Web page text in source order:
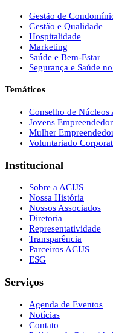
Gestão de
Gestão e Qualidade
Hospitalidade
Marketing
Saúde e Bem-Estar
Segurança e Saúde
Temáticos
Conselho de Núcleos
Jovens
Mulher
Voluntariado
Institucional
Sobre a ACIJS
Nossa História
Nossos Associados
Diretoria
Representatividade
Transparência
Parceiros ACIJS
ESG
Serviços
Agenda de Eventos
Notícias
Contato